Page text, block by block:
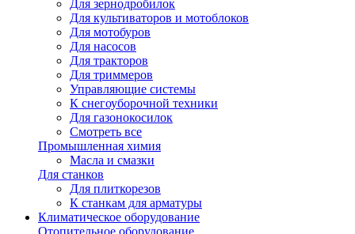
Для зернодробилок
Для культиваторов и мотоблоков
Для мотобуров
Для насосов
Для тракторов
Для триммеров
Управляющие системы
К снегоуборочной техники
Для газонокосилок
Смотреть все
Промышленная химия
Масла и смазки
Для станков
Для плиткорезов
К станкам для арматуры
Климатическое оборудование
Отопительное оборудование